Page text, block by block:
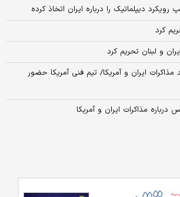
دیپلماتیک را درباره ایران اتخاذ کرده
کرد
و لبنان تحریم کرد
ایران و آمریکا/ تیم فنی آمریکا حضور
مذاکرات ایران و آمریکا